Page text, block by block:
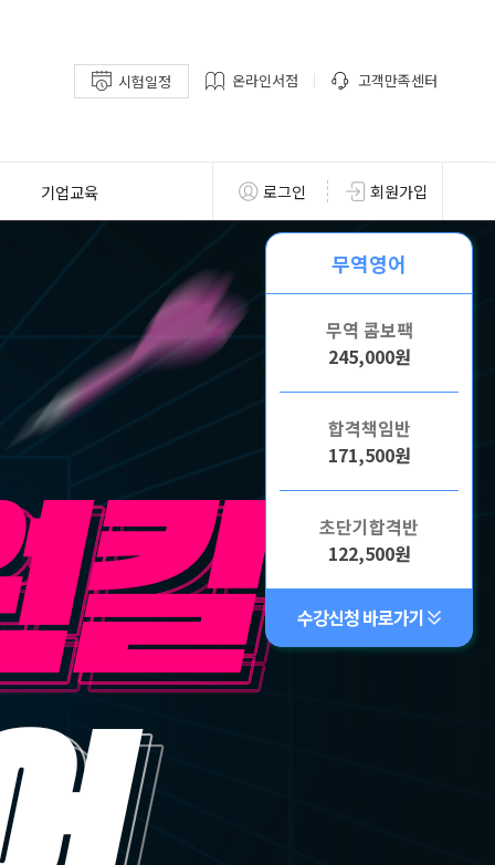
시험일정 온라인서점 고객만족센터
기업교육 로그인 회원가입
무역영어
무역 콤보팩
245,000원
합격책임반
171,500원
초단기합격반
122,500원
수강신청 바로가기